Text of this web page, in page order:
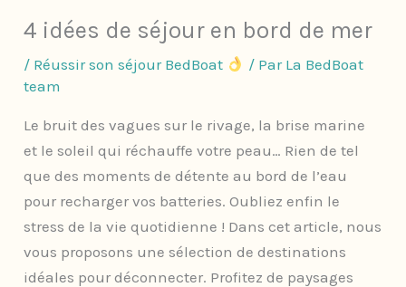
4 idées de séjour en bord de mer
/ Réussir son séjour BedBoat / Par La BedBoat
team
Le bruit des vagues sur le rivage, la brise marine
et le soleil qui réchauffe votre peau… Rien de tel
que des moments de détente au bord de l’eau
pour recharger vos batteries. Oubliez enfin le
stress de la vie quotidienne ! Dans cet article, nous
vous proposons une sélection de destinations
idéales pour déconnecter. Profitez de paysages